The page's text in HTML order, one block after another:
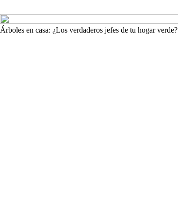
Árboles en casa: ¿Los verdaderos jefes de tu hogar verde?